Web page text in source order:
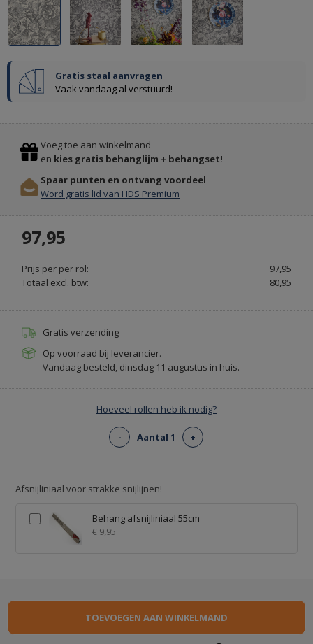
Gratis staal aanvragen
Vaak vandaag al verstuurd!
MEUBELS
&
VERLICHTING
INTERIEURDESIGNSHOP.NL
Previous
Stop
Voeg toe aan winkelmand
en kies gratis behanglijm + behangset!
Spaar punten en ontvang voordeel
Word gratis lid van HDS Premium
97,95
Prijs per per rol:
97,95
Totaal excl. btw:
80,95
Gratis verzending
Op voorraad bij leverancier.
Vandaag besteld, dinsdag 11 augustus in huis.
Hoeveel rollen heb ik nodig?
- Aantal 1 +
Afsnijliniaal voor strakke snijlijnen!
Behang afsnijliniaal 55cm
€ 9,95